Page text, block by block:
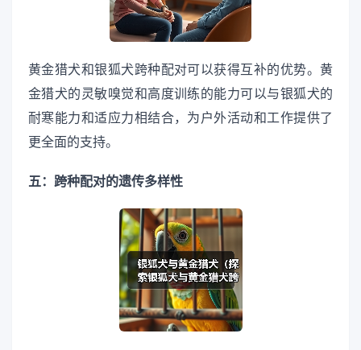
黄金猎犬和银狐犬跨种配对可以获得互补的优势。黄
金猎犬的灵敏嗅觉和高度训练的能力可以与银狐犬的
耐寒能力和适应力相结合，为户外活动和工作提供了
更全面的支持。
五：跨种配对的遗传多样性